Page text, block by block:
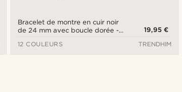
Bracelet de montre en cuir noir
de 24 mm avec boucle dorée -
19,95 €
12 COULEURS
TRENDHIM